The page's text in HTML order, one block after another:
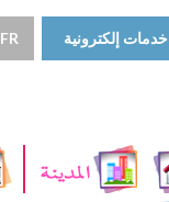
خدمات إلكترونية FR